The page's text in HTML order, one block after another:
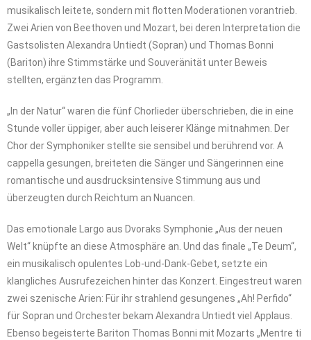
musikalisch leitete, sondern mit flotten Moderationen vorantrieb.
Zwei Arien von Beethoven und Mozart, bei deren Interpretation die
Gastsolisten Alexandra Untiedt (Sopran) und Thomas Bonni
(Bariton) ihre Stimmstärke und Souveränität unter Beweis
stellten, ergänzten das Programm.
„In der Natur“ waren die fünf Chorlieder überschrieben, die in eine
Stunde voller üppiger, aber auch leiserer Klänge mitnahmen. Der
Chor der Symphoniker stellte sie sensibel und berührend vor. A
cappella gesungen, breiteten die Sänger und Sängerinnen eine
romantische und ausdrucksintensive Stimmung aus und
überzeugten durch Reichtum an Nuancen.
Das emotionale Largo aus Dvoraks Symphonie „Aus der neuen
Welt“ knüpfte an diese Atmosphäre an. Und das finale „Te Deum“,
ein musikalisch opulentes Lob-und-Dank-Gebet, setzte ein
klangliches Ausrufezeichen hinter das Konzert. Eingestreut waren
zwei szenische Arien: Für ihr strahlend gesungenes „Ah! Perfido“
für Sopran und Orchester bekam Alexandra Untiedt viel Applaus.
Ebenso begeisterte Bariton Thomas Bonni mit Mozarts „Mentre ti